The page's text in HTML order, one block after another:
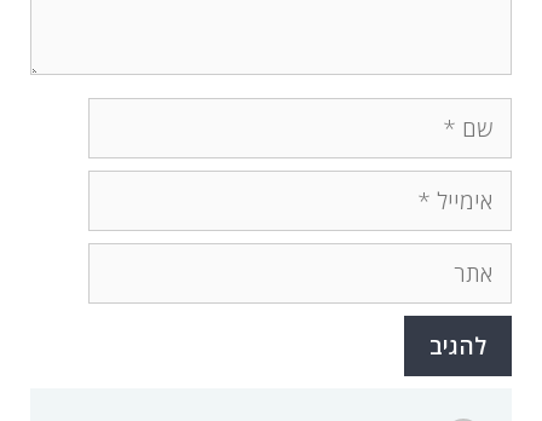
שם
אימייל
אתר